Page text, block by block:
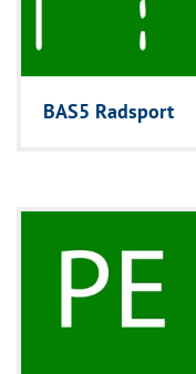
BAS5 Radsport